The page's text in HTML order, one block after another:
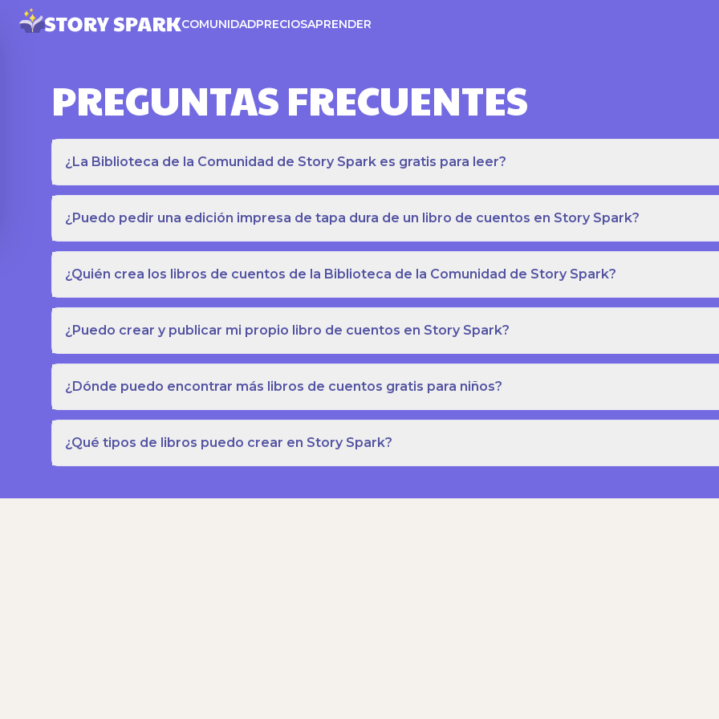
COMUNIDADPRECIOSAPRENDER
PREGUNTAS FRECUENTES
¿La Biblioteca de la Comunidad de Story Spark es gratis para leer?
¿Puedo pedir una edición impresa de tapa dura de un libro de cuentos en Story Spark?
¿Quién crea los libros de cuentos de la Biblioteca de la Comunidad de Story Spark?
¿Puedo crear y publicar mi propio libro de cuentos en Story Spark?
¿Dónde puedo encontrar más libros de cuentos gratis para niños?
¿Qué tipos de libros puedo crear en Story Spark?